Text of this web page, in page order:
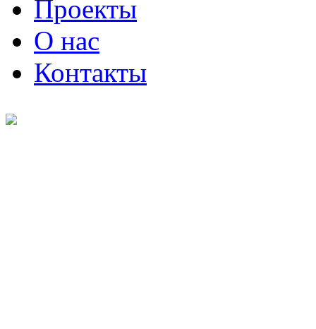
Проекты
О нас
Контакты